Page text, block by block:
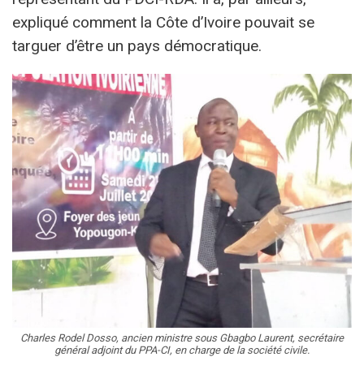
expliqué comment la Côte d’Ivoire pouvait se
targuer d’être un pays démocratique.
Charles Rodel Dosso, ancien ministre sous Gbagbo Laurent, secrétaire
général adjoint du PPA-CI, en charge de la société civile.